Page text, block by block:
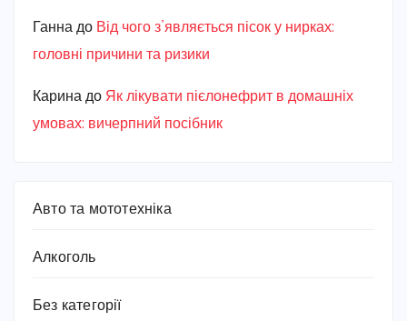
Ганна до Від чого з’являється пісок у нирках:
головні причини та ризики
Карина до Як лікувати пієлонефрит в домашніх
умовах: вичерпний посібник
Авто та мототехніка
Алкоголь
Без категорії